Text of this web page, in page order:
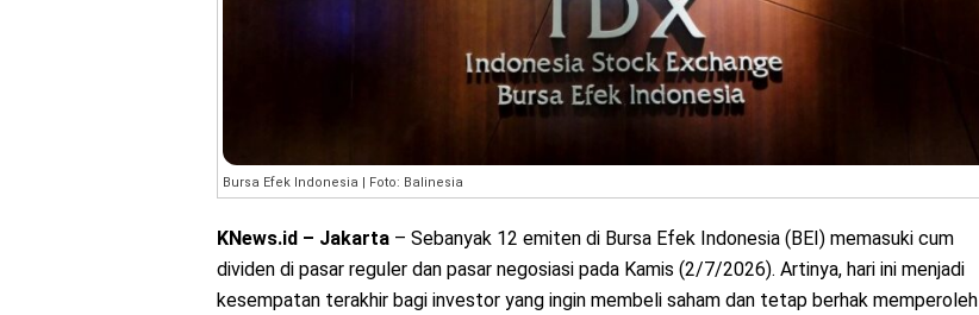
Bursa Efek Indonesia | Foto: Balinesia
KNews.id – Jakarta – Sebanyak 12 emiten di Bursa Efek Indonesia (BEI) memasuki cum
dividen di pasar reguler dan pasar negosiasi pada Kamis (2/7/2026). Artinya, hari ini menjadi
kesempatan terakhir bagi investor yang ingin membeli saham dan tetap berhak memperoleh